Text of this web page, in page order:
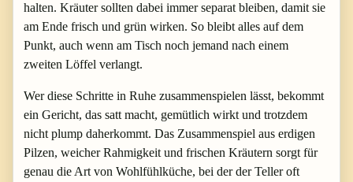
halten. Kräuter sollten dabei immer separat bleiben, damit sie
am Ende frisch und grün wirken. So bleibt alles auf dem
Punkt, auch wenn am Tisch noch jemand nach einem
zweiten Löffel verlangt.
Wer diese Schritte in Ruhe zusammenspielen lässt, bekommt
ein Gericht, das satt macht, gemütlich wirkt und trotzdem
nicht plump daherkommt. Das Zusammenspiel aus erdigen
Pilzen, weicher Rahmigkeit und frischen Kräutern sorgt für
genau die Art von Wohlfühlküche, bei der der Teller oft